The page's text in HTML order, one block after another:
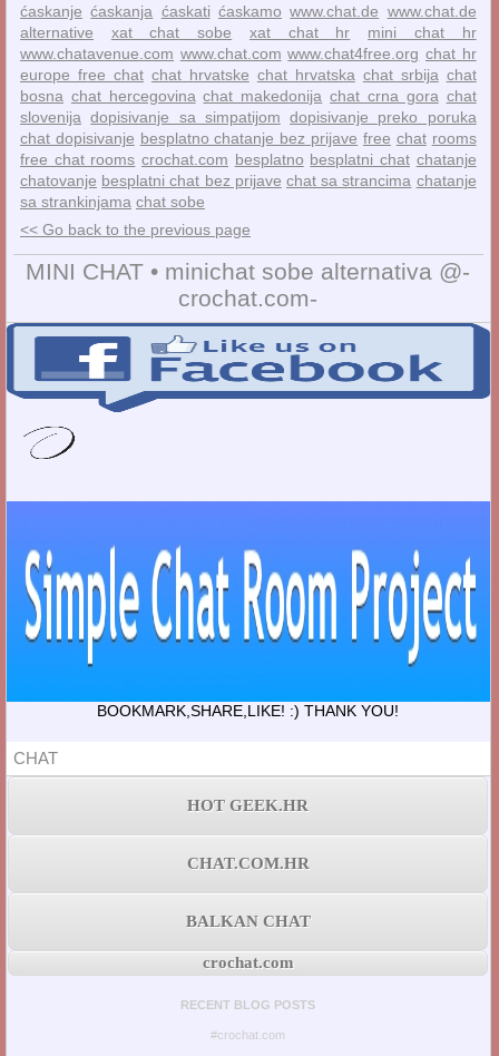
ćaskanje ćaskanja ćaskati ćaskamo www.chat.de www.chat.de
alternative
xat chat sobe xat chat hr
mini chat hr
www.chatavenue.com www.chat.com www.chat4free.org chat hr
europe free chat chat hrvatske chat hrvatska chat srbija chat
bosna chat hercegovina chat makedonija chat crna gora chat
slovenija dopisivanje sa simpatijom dopisivanje preko poruka
chat dopisivanje besplatno chatanje bez prijave free chat rooms
free chat rooms crochat.com besplatno besplatni chat chatanje
chatovanje besplatni chat bez prijave chat sa strancima chatanje
sa strankinjama chat sobe
<< Go back to the previous page
MINI CHAT • minichat sobe alternativa @-
crochat.com-
BOOKMARK,SHARE,LIKE! :) THANK YOU!
CHAT
HOT GEEK.HR
CHAT.COM.HR
BALKAN CHAT
crochat.com
RECENT BLOG POSTS
#crochat.com